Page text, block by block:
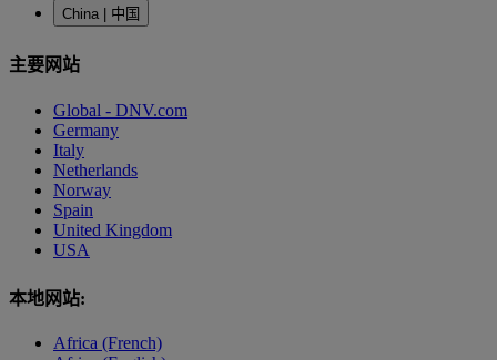
China | 中国
主要网站
Global - DNV.com
Germany
Italy
Netherlands
Norway
Spain
United Kingdom
USA
本地网站:
Africa (French)